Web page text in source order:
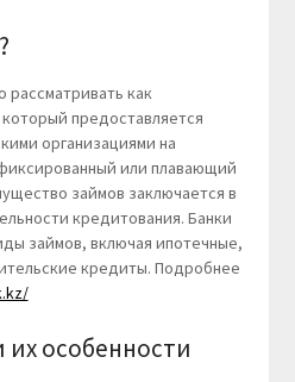
рассматривать как
предоставляется
организациями на
или плавающий
займов заключается в
кредитования. Банки
займов, включая ипотечные,
кредиты. Подробнее
особенности